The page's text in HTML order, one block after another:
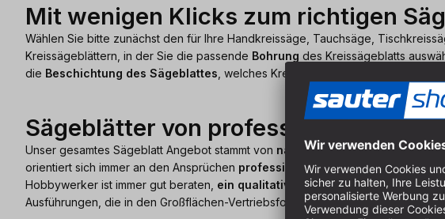
Mit wenigen Klicks zum richtigen
Wählen Sie bitte zunächst den für Ihre Handkreissäge, Tauchsäge,
Kreissägeblättern, in der Sie die passende Bohrung des Kreissägeblatts
die Beschichtung des Sägeblattes , welches Kreissägeblatt das richtige für
Sägeblätter von professionellen
Unser gesamtes Sägeblatt Angebot stammt von namhaften europäischen
orientiert sich immer an den Ansprüchen professioneller Nutzungdurch das
Hobbywerker ist immer gut beraten, ein qualitativ hochwertiges
Ausführungen, die in den Großflächen-Vertriebsformen zu finden sind, führen